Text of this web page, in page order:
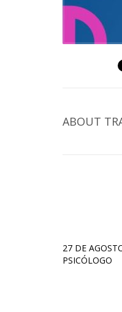
ABOUT
27 DE
PSICÓLOGO